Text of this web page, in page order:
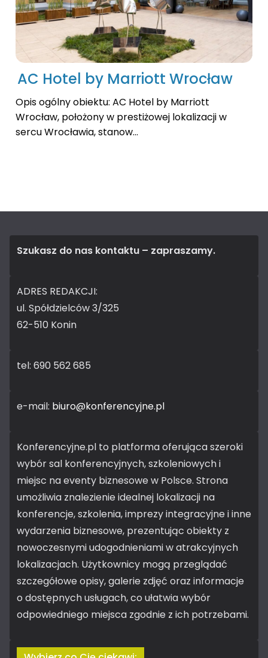
AC Hotel by Marriott Wrocław
Opis ogólny obiektu: AC Hotel by Marriott
Wrocław, położony w prestiżowej lokalizacji w
sercu Wrocławia, stanow...
Szukasz do nas kontaktu – zapraszamy.
ADRES REDAKCJI:
ul. Spółdzielców 3/325
62-510 Konin
tel: 690 562 685
e-mail: biuro@konferencyjne.pl
Konferencyjne.pl to platforma oferująca szeroki
wybór sal konferencyjnych, szkoleniowych i
miejsc na eventy biznesowe w Polsce. Strona
umożliwia znalezienie idealnej lokalizacji na
konferencje, szkolenia, imprezy integracyjne i inne
wydarzenia biznesowe, prezentując obiekty z
nowoczesnymi udogodnieniami w atrakcyjnych
lokalizacjach. Użytkownicy mogą przeglądać
szczegółowe opisy, galerie zdjęć oraz informacje
o dostępnych usługach, co ułatwia wybór
odpowiedniego miejsca zgodnie z ich potrzebami.